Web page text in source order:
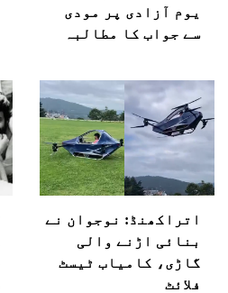
یوم آزادی پر مودی
سے جواب کا مطالبہ
اتراکھنڈ: نوجوان نے
بنائی اڑنے والی
گاڑی، کامیاب ٹیسٹ
فلائٹ